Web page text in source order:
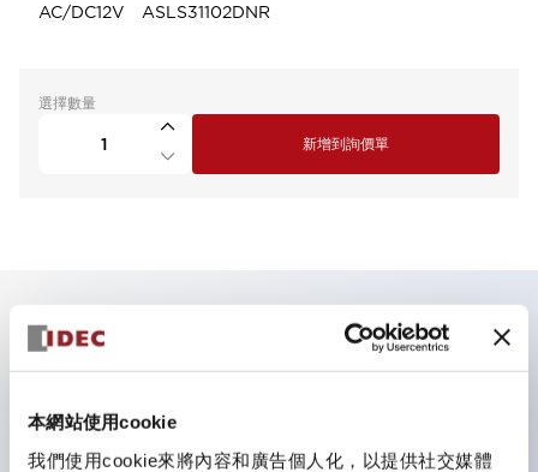
本網站使用cookie
我們使用cookie來將內容和廣告個人化，以提供社交媒體
AC/DC12V ASLS31102DNR
選擇數量
新增到詢價單
主要特點
照明單元的低電壓類型（6～24V類型）預計自2026年1
月起逐步切換為新目錄型號產品